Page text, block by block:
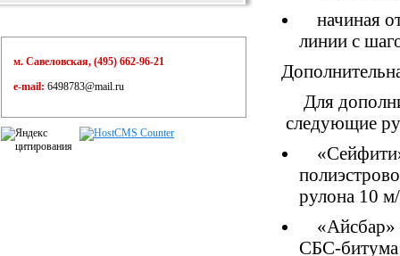
начиная
линии с
Для
следующие
«
рулона 10
«Айсбар»
СБС-
м. Савеловская, (495) 662-96-21
e-mail: 6498783@mail.ru